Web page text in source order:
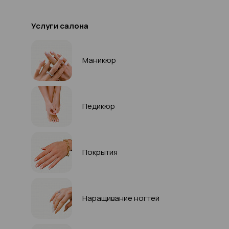
Услуги салона
Маникюр
Педикюр
Покрытия
Наращивание ногтей